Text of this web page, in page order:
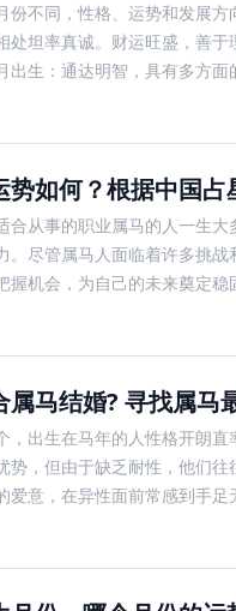
份不同，性格、运势和发展
处坦率真诚。财运旺盛，善
出生：通达明智，具有多方
势如何？根据中国
合从事的职业属马的人一生
。尽管属马人面临着许多挑
握机会，为自己的未来奠定
马结婚? 寻找属马
，出生在马年的人性格开朗
势，但由于缺乏耐性，他们
爱意，在异性面前常感到手